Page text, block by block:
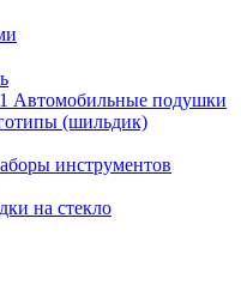
Автомобильные подушки
(шильдик)
инструментов
на стекло